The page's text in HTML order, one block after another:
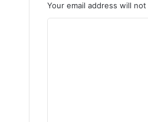
Your email address will